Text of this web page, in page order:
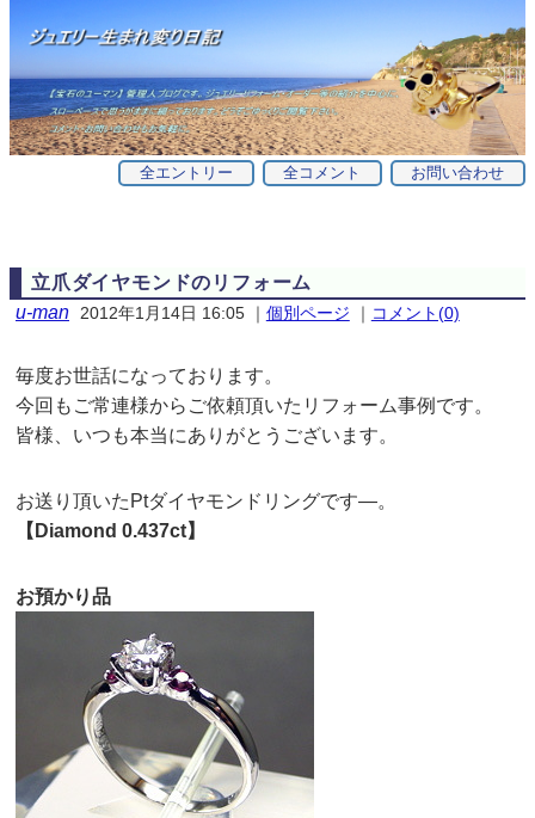
お問い合わせ
全コメント
全エントリー
立爪ダイヤモンドのリフォーム
u-man 2012年1月14日 16:05｜ 個別ページ ｜ コメント(0)
毎度お世話になっております。
今回もご常連様からご依頼頂いたリフォーム事例です。
皆様、いつも本当にありがとうございます。
お送り頂いたPtダイヤモンドリングです—。
【Diamond 0.437ct】
お預かり品